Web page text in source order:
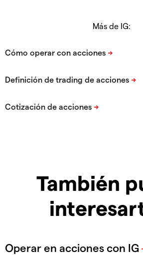
Más de IG:
También